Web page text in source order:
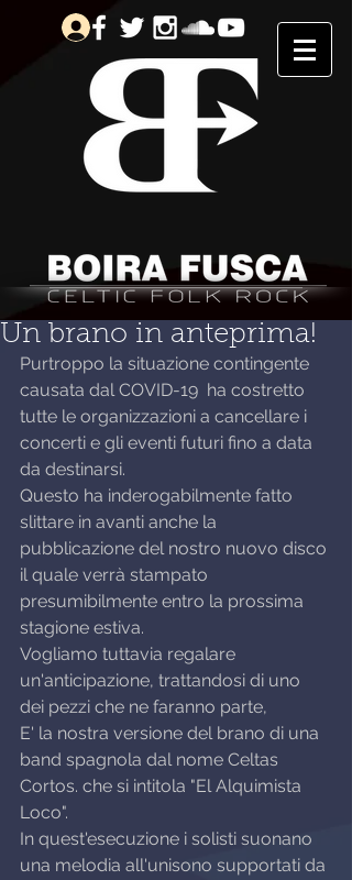
Un brano in anteprima!
Purtroppo la situazione contingente
causata dal COVID-19  ha costretto
tutte le organizzazioni a cancellare i
concerti e gli eventi futuri fino a data
da destinarsi.
Questo ha inderogabilmente fatto
slittare in avanti anche la
pubblicazione del nostro nuovo disco
il quale verrà stampato
presumibilmente entro la prossima
stagione estiva.
Vogliamo tuttavia regalare
un'anticipazione, trattandosi di uno
dei pezzi che ne faranno parte,
E' la nostra versione del brano di una
band spagnola dal nome Celtas
Cortos. che si intitola "El Alquimista
Loco".
In quest'esecuzione i solisti suonano
una melodia all'unisono supportati da